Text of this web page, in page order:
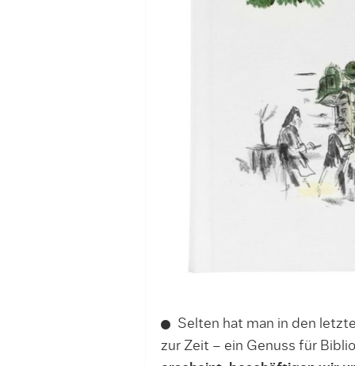
Selten hat man in den
zur Zeit – ein Genuss für